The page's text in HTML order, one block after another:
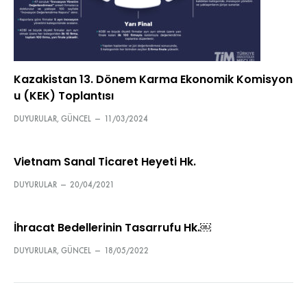
Kazakistan 13. Dönem Karma Ekonomik Komisyon
u (KEK) Toplantısı
DUYURULAR, GÜNCEL — 11/03/2024
Vietnam Sanal Ticaret Heyeti Hk.
DUYURULAR — 20/04/2021
İhracat Bedellerinin Tasarrufu Hk.￼
DUYURULAR, GÜNCEL — 18/05/2022